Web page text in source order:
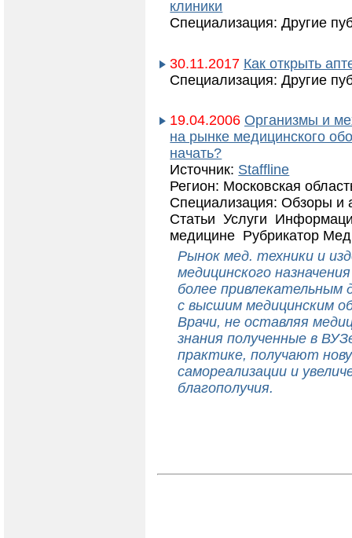
клиники
Специализация: Другие
30.11.2017 Как открыть
Специализация: Другие
19.04.2006 Организмы и
на рынке медицинского
начать?
Источник: Staffline
Регион: Московская
Специализация: Обзоры и
Статьи Услуги
медицине Рубрикатор
Рынок мед. техники и
медицинского
более привлекательным
с высшим медицинским
Врачи, не оставляя
знания полученные в
практике, получают
самореализации и
благополучия.